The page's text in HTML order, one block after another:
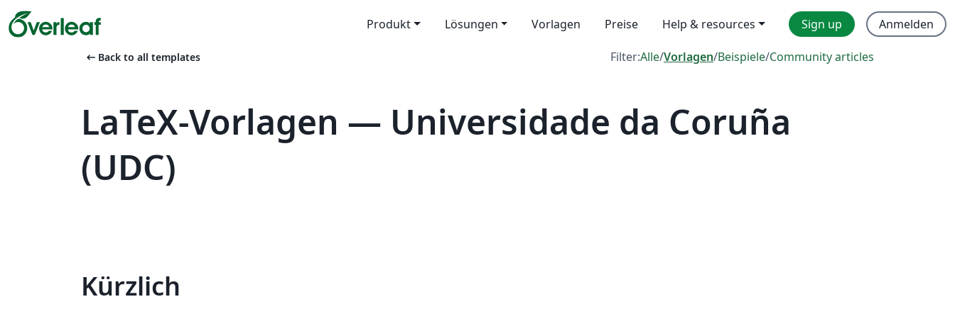
Produkt Lösungen Vorlagen Preise Help & resources Sign up Anmelden
arrow_left_alt Back to all templates Filter:Alle/Vorlagen/Beispiele/Community articles
LaTeX-Vorlagen — Universidade da Coruña
(UDC)
Kürzlich